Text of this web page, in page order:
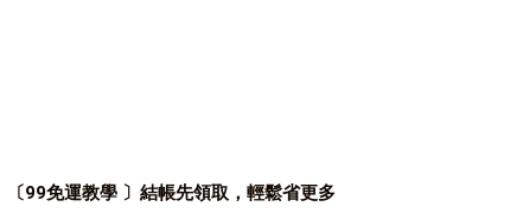
〔99免運教學 〕結帳先領取，輕鬆省更多